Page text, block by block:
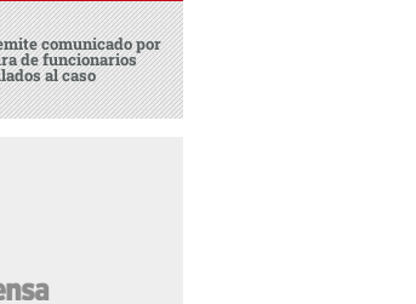
comunicado por
de funcionarios
al caso